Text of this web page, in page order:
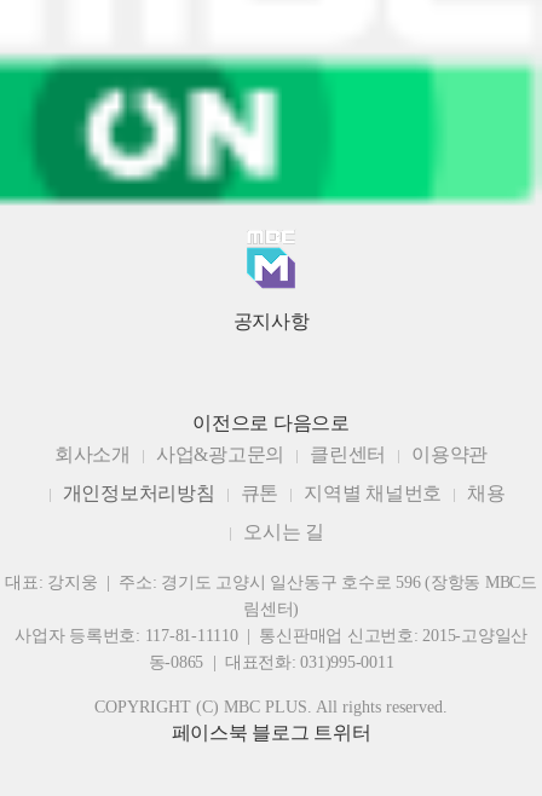
공지사항
이전으로 다음으로
회사소개
사업&광고문의 클린센터
이용약관
개인정보처리방침
큐톤 지역별 채널번호
채용
오시는 길
대표: 강지웅 | 주소: 경기도 고양시 일산동구 호수로 596 (장항동 MBC드
림센터)
사업자 등록번호: 117-81-11110 | 통신판매업 신고번호: 2015-고양일산
동-0865 | 대표전화: 031)995-0011
COPYRIGHT (C) MBC PLUS. All rights reserved.
페이스북 블로그 트위터